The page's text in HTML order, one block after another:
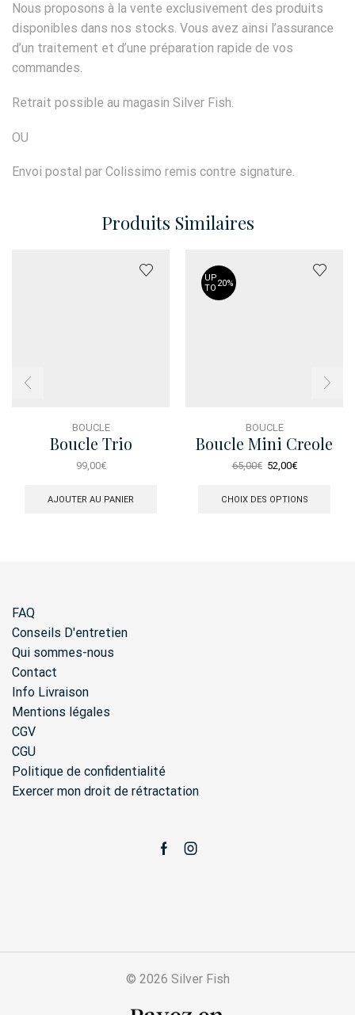
Nous proposons à la vente exclusivement des produits
disponibles dans nos stocks. Vous avez ainsi l’assurance
d’un traitement et d’une préparation rapide de vos
commandes.
Retrait possible au magasin Silver Fish.
OU
Envoi postal par Colissimo remis contre signature.
Produits Similaires
BOUCLE
Boucle Trio
Swarovski
99,00€
AJOUTER AU PANIER
UP
TO 20%
BOUCLE
Boucle Mini Creole
Spiral Enamel
65,00€ Le
initial
52,00€Le
actuel
CHOIX DES OPTIONS
FAQ
Conseils D'entretien
Qui sommes-nous
Contact
Info Livraison
Mentions légales
CGV
CGU
Politique de confidentialité
Exercer mon droit de rétractation
FacebookInstagram
© 2026 Silver Fish